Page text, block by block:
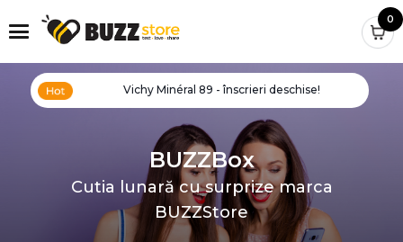
0
Vichy Minéral 89 - înscrieri deschise!
BUZZBox
Cutia lunară cu surprize marca
BUZZStore